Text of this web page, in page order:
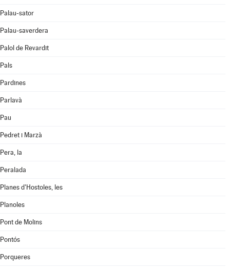
Palau-sator
Palau-saverdera
Palol de Revardit
Pals
Pardines
Parlavà
Pau
Pedret i Marzà
Pera, la
Peralada
Planes d'Hostoles, les
Planoles
Pont de Molins
Pontós
Porqueres